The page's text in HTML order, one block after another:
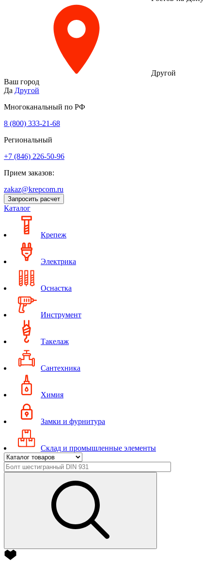
Другой
Ваш город
Да Другой
Многоканальный по РФ
8 (800) 333‑21-68
Региональный
+7 (846) 226-50-96
Прием заказов:
zakaz@krepcom.ru
Запросить расчет
Каталог
Крепеж
Электрика
Оснастка
Инструмент
Такелаж
Сантехника
Химия
Замки и фурнитура
Склад и промышленные элементы